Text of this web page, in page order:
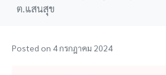
ต.แสนสุข
Posted on 4 กรกฎาคม 2024